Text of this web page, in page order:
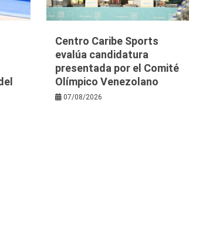
Centro Caribe Sports
evalúa candidatura
presentada por el Comité
Olímpico Venezolano
07/08/2026